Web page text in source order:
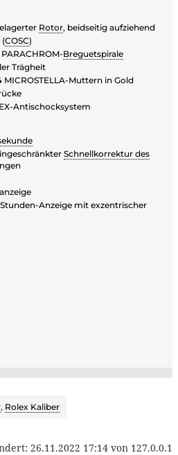
Rotor, beidseitig aufziehend
(COSC)
Breguetspirale
Trägheit
MICROSTELLA-Muttern in Gold
Antischocksystem
Schnellkorrektur des
Anzeige mit exzentrischer
, Rolex Kaliber
26.11.2022 17:14 von 127.0.0.1